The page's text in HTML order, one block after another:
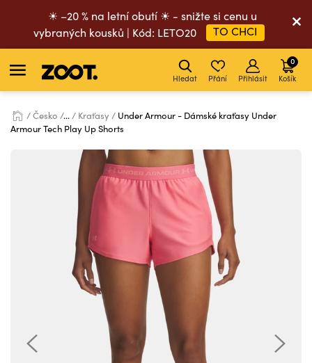
☀ –20 % na letní obutí ☀ - snižte si cenu u
vybraných kousků | Kód: LETO20
TO CHCI
Hledat Přání Přihlásit Košík
0
Česko ... Kraťasy
Under Armour - Dámské kraťasy Under
Armour Tech Play Up Shorts